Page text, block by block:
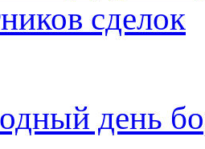
сделок
день